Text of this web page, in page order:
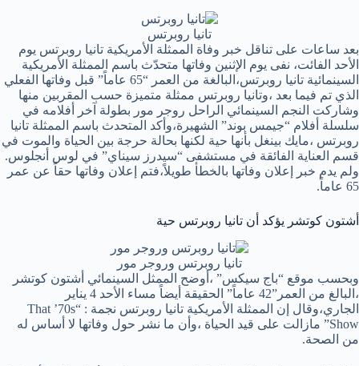
تانيا روبرتس
بعد ساعات على تناقل خبر وفاة الممثلة الأمريكية تانيا روبرتس يوم
الأحد الفائت، نفى يوم الإثنين وفاتها متحدّث باسم الممثلة الأمريكية
السينمائية تانيا روبرتس،البالغة من العمر “65 عاماً” قبل وفاتها الفعلي
الذي تم فيما بعد ،وتانيا روبرتس ممثلة متميزة حسب المقربين منها
وشاركت النجم السينمائي الراحل روجر مور بطولة آخر أفلامه في
سلسلة أفلام “جيمس بوند” الشهيرة،وأكد المتحدث باسم الممثلة تانيا
روبرتس ،مايك بينغل بأنها حية لكنها بحالة حرجة بين الحياة والموت في
قسم العناية الفائقة في مستشفى “سيدرز سيناي” في لوس أنجلوس.
ولم يدم خبر إعلان وفاتها بالخطأ طويلاً،فتم إعلان وفاتها حقاً عن عمر
65 عاماً.
أشتون كوتشر يؤكد أن تانيا روبرتس حية
تانيا روبرتس وروجر مور
وبحسب موقع “باج سيكس” ،أوضح الممثل السينمائي أشتون كوتشر
،البالغ من العمر”42 عاماً” الحقيقة أيضاً مساء الأحد 4 يناير
الجاري،وقال إن الممثلة الأمريكية تانيا روبرتس نجمة : “That ’70s
Show” مازالت على قيد الحياة ،وأن ما نشر حول وفاتها لا أساس له
من الصحة.